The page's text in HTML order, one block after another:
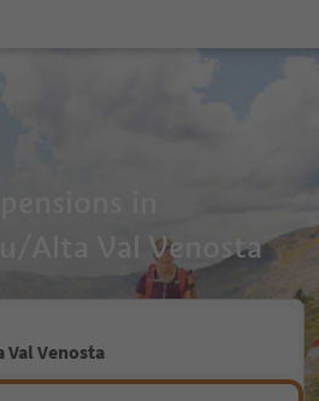
Alta Val Venosta
Val Venosta